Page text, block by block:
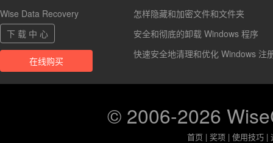
Wise Data Recovery
下 载 中 心
在线购买
怎样隐藏和加密文件和文件夹
安全和彻底的卸载 Windows 程序
快速安全地清理和优化 Windows 注
© 2006-2026
首页 |奖项 |使用技巧 |